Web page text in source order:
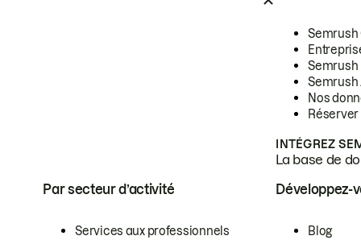
Semrush
Semrush
Semrush
Nos
INTÉGREZ
La base de
Par secteur d’activité
Services aux professionnels
Développez-
Blog